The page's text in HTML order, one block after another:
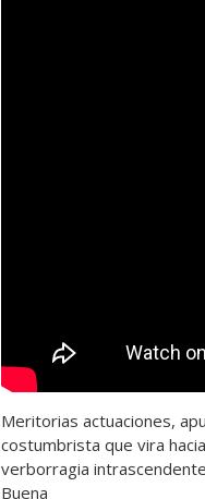
Meritorias actuaciones,
costumbrista que vira
verborragia
Buena